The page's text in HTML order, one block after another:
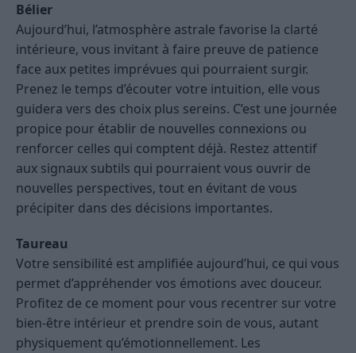
Bélier
Aujourd’hui, l’atmosphère astrale favorise la clarté
intérieure, vous invitant à faire preuve de patience
face aux petites imprévues qui pourraient surgir.
Prenez le temps d’écouter votre intuition, elle vous
guidera vers des choix plus sereins. C’est une journée
propice pour établir de nouvelles connexions ou
renforcer celles qui comptent déjà. Restez attentif
aux signaux subtils qui pourraient vous ouvrir de
nouvelles perspectives, tout en évitant de vous
précipiter dans des décisions importantes.
Taureau
Votre sensibilité est amplifiée aujourd’hui, ce qui vous
permet d’appréhender vos émotions avec douceur.
Profitez de ce moment pour vous recentrer sur votre
bien-être intérieur et prendre soin de vous, autant
physiquement qu’émotionnellement. Les